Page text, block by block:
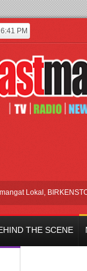
PM
BIRKENSTOCK
THE SCENE